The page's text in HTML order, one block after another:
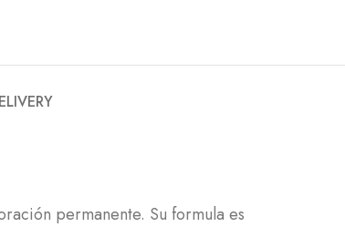
permanente. Su formula es